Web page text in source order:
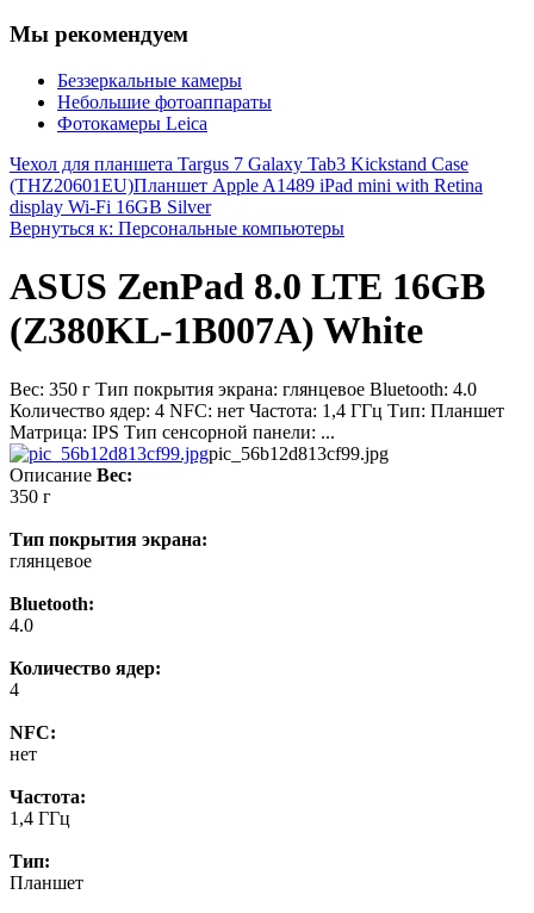
Мы рекомендуем
Беззеркальные камеры
Небольшие фотоаппараты
Фотокамеры Leica
Чехол для планшета Targus 7 Galaxy Tab3 Kickstand Case
(THZ20601EU)Планшет Apple A1489 iPad mini with Retina
display Wi-Fi 16GB Silver
Вернуться к: Персональные компьютеры
ASUS ZenPad 8.0 LTE 16GB
(Z380KL-1B007A) White
Вес: 350 г Тип покрытия экрана: глянцевое Bluetooth: 4.0
Количество ядер: 4 NFC: нет Частота: 1,4 ГГц Тип: Планшет
Матрица: IPS Тип сенсорной панели: ...
pic_56b12d813cf99.jpg
Описание Вес:
350 г
Тип покрытия экрана:
глянцевое
Bluetooth:
4.0
Количество ядер:
4
NFC:
нет
Частота:
1,4 ГГц
Тип:
Планшет